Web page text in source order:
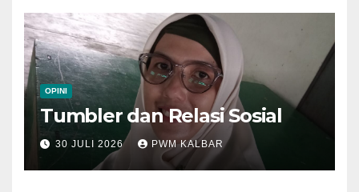
OPINI
Tumbler dan Relasi Sosial
30 JULI 2026 PWM KALBAR